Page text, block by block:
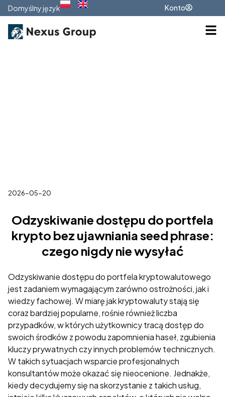
Domyślny język Konto
2026-05-20
Odzyskiwanie dostępu do portfela
krypto bez ujawniania seed phrase:
czego nigdy nie wysyłać
Odzyskiwanie dostępu do portfela kryptowalutowego
jest zadaniem wymagającym zarówno ostrożności, jak i
wiedzy fachowej. W miarę jak kryptowaluty stają się
coraz bardziej popularne, rośnie również liczba
przypadków, w których użytkownicy tracą dostęp do
swoich środków z powodu zapomnienia haseł, zgubienia
kluczy prywatnych czy innych problemów technicznych.
W takich sytuacjach wsparcie profesjonalnych
konsultantów może okazać się nieocenione. Jednakże,
kiedy decydujemy się na skorzystanie z takich usług,
Konieczne
Te pliki cookie
nie są
opcjonalne. Są
one potrzebne
do
funkcjonowania
strony
internetowej.